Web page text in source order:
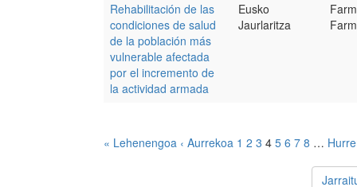
Rehabilitación de las
condiciones de salud
de la población más
vulnerable afectada
por el incremento de
la actividad armada
Eusko
Jaurlaritza
« Lehenengoa ‹ Aurrekoa 1 2 3 4 5 6 7 8 …